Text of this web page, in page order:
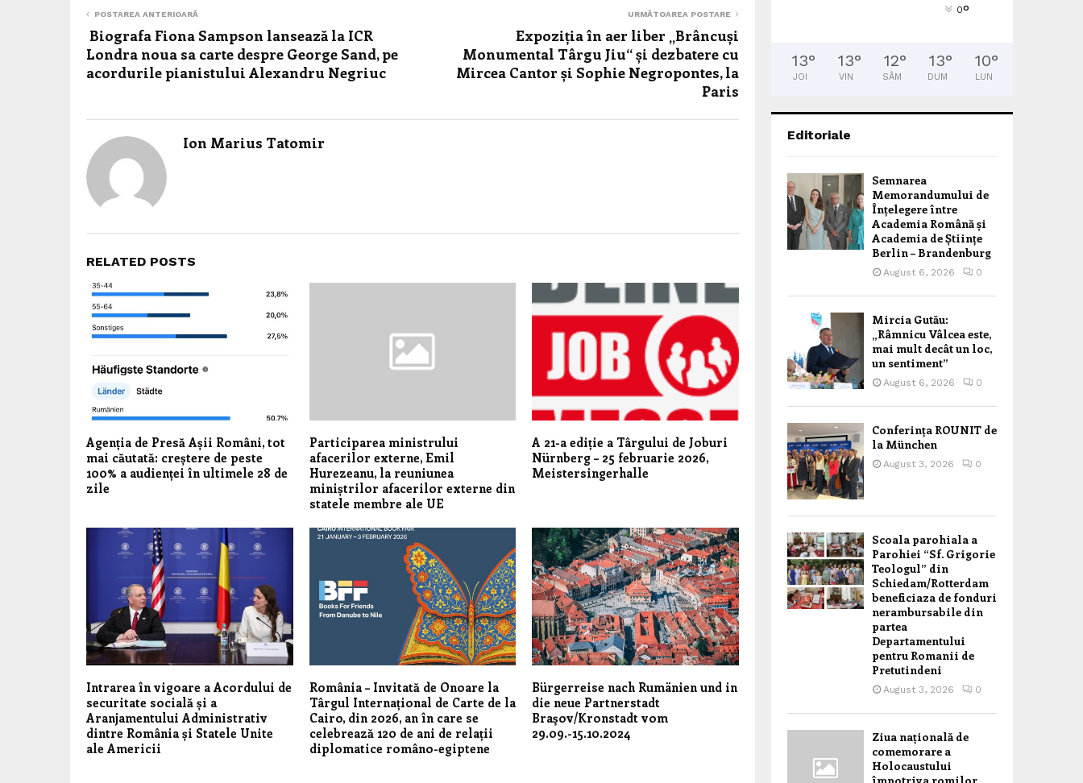
POSTAREA ANTERIOARĂ
Biografa Fiona Sampson lansează la ICR
Londra noua sa carte despre George Sand, pe
acordurile pianistului Alexandru Negriuc
URMĂTOAREA POSTARE
Expoziția în aer liber „Brâncuși
Monumental Târgu Jiu“ și dezbatere cu
Mircea Cantor și Sophie Negropontes, la
Paris
Ion Marius Tatomir
RELATED POSTS
Agenția de Presă Așii Români, tot
mai căutată: creștere de peste
100% a audienței în ultimele 28 de
zile
Participarea ministrului
afacerilor externe, Emil
Hurezeanu, la reuniunea
miniștrilor afacerilor externe din
statele membre ale UE
A 21-a ediție a Târgului de Joburi
Nürnberg – 25 februarie 2026,
Meistersingerhalle
Intrarea în vigoare a Acordului de
securitate socială și a
Aranjamentului Administrativ
dintre România și Statele Unite
ale Americii
România – Invitată de Onoare la
Târgul Internațional de Carte de la
Cairo, din 2026, an în care se
celebrează 120 de ani de relații
diplomatice româno-egiptene
Bürgerreise nach Rumänien und in
die neue Partnerstadt
Braşov/Kronstadt vom
29.09.-15.10.2024
0°
13°
JOI
13°
VIN
12°
SÂM
13°
DUM
10°
LUN
Editoriale
Semnarea
Memorandumului de
Înțelegere între
Academia Română și
Academia de Științe
Berlin – Brandenburg
August 6, 2026 0
Mircia Gutău:
„Râmnicu Vâlcea este,
mai mult decât un loc,
un sentiment”
August 6, 2026 0
Conferința ROUNIT de
la München
August 3, 2026 0
Scoala parohiala a
Parohiei “Sf. Grigorie
Teologul” din
Schiedam/Rotterdam
beneficiaza de fonduri
nerambursabile din
partea
Departamentului
pentru Romanii de
Pretutindeni
August 3, 2026 0
Ziua națională de
comemorare a
Holocaustului